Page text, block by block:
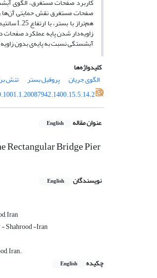
کاربرد صفحات مستغرق، الگوی
زاویه‌دار شدن پایه عملکرد
آبشستگی نسبت به پایه‌ی بدون
کلیدواژه‌ها
الگوی جریان
پروفیل بستر تنش
عنوان مقاله English
Rectangular Bridge Pier
نویسندگان English
Iran
Shahrood -Iran
Iran.
چکیده
English